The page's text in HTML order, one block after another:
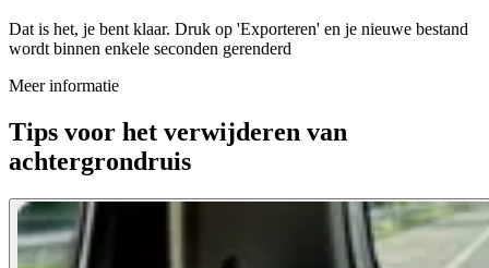
Dat is het, je bent klaar. Druk op 'Exporteren' en je nieuwe bestand
wordt binnen enkele seconden gerenderd
Meer informatie
Tips voor het verwijderen van
achtergrondruis